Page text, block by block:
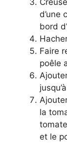
d’une
bord
Faire
poêle
la
et le